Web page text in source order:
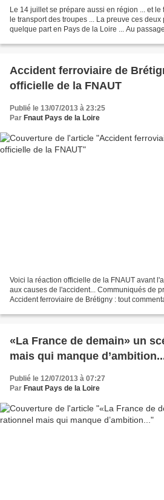
Le 14 juillet se prépare aussi en région ... et
le transport des troupes ... La preuve ces
quelque part en Pays de la Loire ... Au
Accident ferroviaire de
officielle de la FNAUT
Publié le 13/07/2013 à 23:25
Par Fnaut Pays de la Loire
Voici la réaction officielle de la FNAUT avant
aux causes de l'accident... Communiqués de
Accident ferroviaire de Brétigny : tout
«La France de demain» un
mais qui manque
Publié le 12/07/2013 à 07:27
Par Fnaut Pays de la Loire